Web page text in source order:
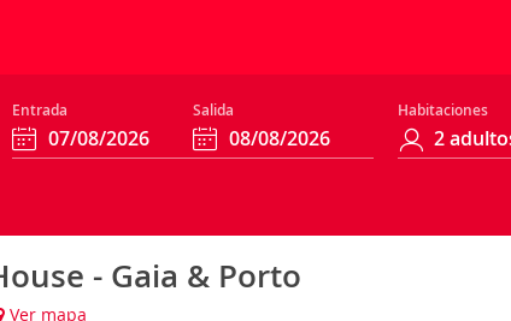
Entrada Salida Habitaciones
- Gaia & Porto
Ver mapa